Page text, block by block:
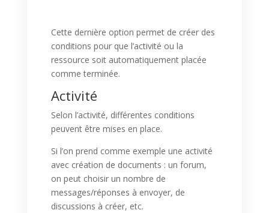
Cette dernière option permet de créer des
conditions pour que l’activité ou la
ressource soit automatiquement placée
comme terminée.
Activité
Selon l’activité, différentes conditions
peuvent être mises en place.
Si l’on prend comme exemple une activité
avec création de documents : un forum,
on peut choisir un nombre de
messages/réponses à envoyer, de
discussions à créer, etc.